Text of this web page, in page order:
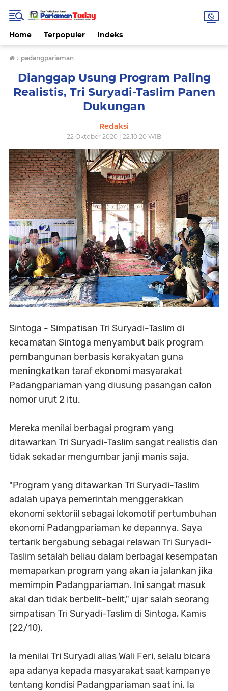
Home Terpopuler Indeks
› padangpariaman
Dianggap Usung Program Paling
Realistis, Tri Suryadi-Taslim Panen
Dukungan
Redaksi
22 Oktober 2020 | 22.10.20 WIB
Sintoga - Simpatisan Tri Suryadi-Taslim di
kecamatan Sintoga menyambut baik program
pembangunan berbasis kerakyatan guna
meningkatkan taraf ekonomi masyarakat
Padangpariaman yang diusung pasangan calon
nomor urut 2 itu.
Mereka menilai berbagai program yang
ditawarkan Tri Suryadi-Taslim sangat realistis dan
tidak sekadar mengumbar janji manis saja.
"Program yang ditawarkan Tri Suryadi-Taslim
adalah upaya pemerintah menggerakkan
ekonomi sektoriil sebagai lokomotif pertumbuhan
ekonomi Padangpariaman ke depannya. Saya
tertarik bergabung sebagai relawan Tri Suryadi-
Taslim setalah beliau dalam berbagai kesempatan
memaparkan program yang akan ia jalankan jika
memimpin Padangpariaman. Ini sangat masuk
akal dan tidak berbelit-belit," ujar salah seorang
simpatisan Tri Suryadi-Taslim di Sintoga, Kamis
(22/10).
Ia menilai Tri Suryadi alias Wali Feri, selalu bicara
apa adanya kepada masyarakat saat kampanye
tentang kondisi Padangpariaman saat ini. Ia